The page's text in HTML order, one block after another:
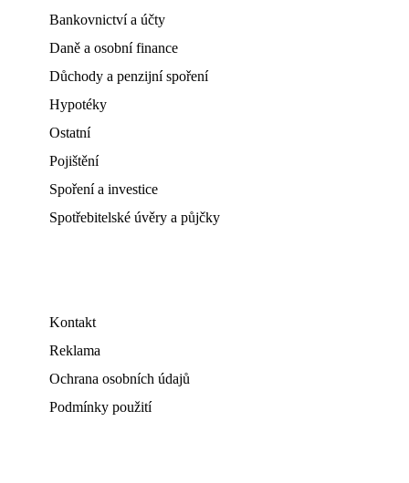
Bankovnictví a účty
Daně a osobní finance
Důchody a penzijní spoření
Hypotéky
Ostatní
Pojištění
Spoření a investice
Spotřebitelské úvěry a půjčky
Kontakt
Reklama
Ochrana osobních údajů
Podmínky použití